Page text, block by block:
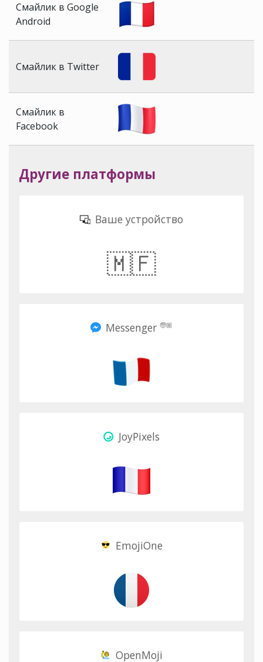
Смайлик в Google
Android
Смайлик в Twitter
Смайлик в
Facebook
Другие платформы
Ваше устройство
🇲🇫
Messenger 🧓🏼
JoyPixels
EmojiOne
OpenMoji